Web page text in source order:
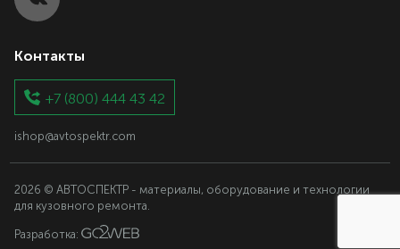
Контакты
+7 (800) 444 43 42
ishop@avtospektr.com
2026 © АВТОСПЕКТР - материалы, оборудование и технологии
для кузовного ремонта.
Разработка: